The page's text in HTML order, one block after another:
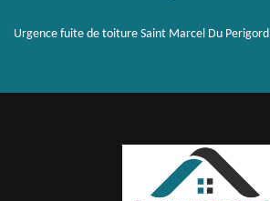
Urgence fuite de toiture Saint Marcel Du Perigord